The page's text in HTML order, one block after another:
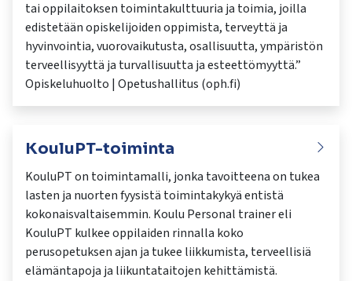
tai oppilaitoksen toimintakulttuuria ja toimia, joilla
edistetään opiskelijoiden oppimista, terveyttä ja
hyvinvointia, vuorovaikutusta, osallisuutta, ympäristön
terveellisyyttä ja turvallisuutta ja esteettömyyttä.”
Opiskeluhuolto | Opetushallitus (oph.fi)​
KouluPT-toiminta
KouluPT on toimintamalli, jonka tavoitteena on tukea
lasten ja nuorten fyysistä toimintakykyä entistä
kokonaisvaltaisemmin. Koulu Personal trainer eli
KouluPT kulkee oppilaiden rinnalla koko
perusopetuksen ajan ja tukee liikkumista, terveellisiä
elämäntapoja ja liikuntataitojen kehittämistä.